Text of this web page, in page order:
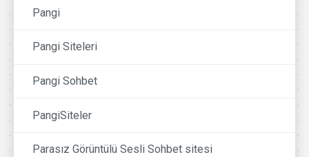
Pangi
Pangi Siteleri
Pangi Sohbet
PangiSiteler
Parasız Görüntülü Sesli Sohbet sitesi